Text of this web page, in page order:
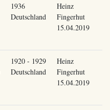
1936
Deutschland
Heinz
Fingerhut
15.04.2019
1920 - 1929
Deutschland
Heinz
Fingerhut
15.04.2019